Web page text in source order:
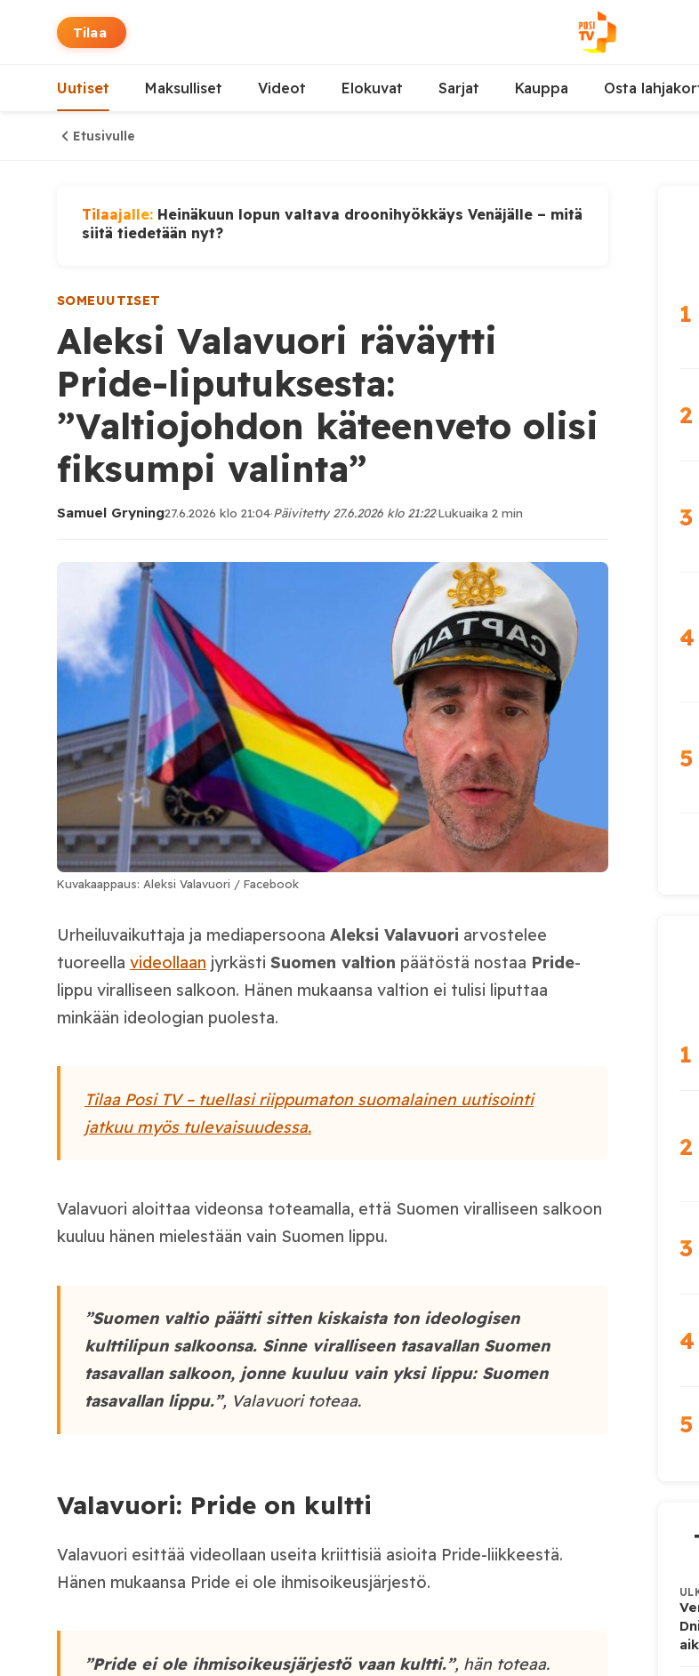
Tilaa
Uutiset Maksulliset Videot Elokuvat Sarjat Kauppa Osta
Etusivulle
Tilaajalle: Heinäkuun lopun valtava droonihyökkäys Venäjälle – mitä
siitä tiedetään nyt?
SOMEUUTISET
Aleksi Valavuori räväytti
Pride-liputuksesta:
”Valtiojohdon käteenveto olisi
fiksumpi valinta”
Samuel Gryning27.6.2026 klo 21:04·Päivitetty 27.6.2026 klo 21:22·Lukuaika 2 min
Kuvakaappaus: Aleksi Valavuori / Facebook
Urheiluvaikuttaja ja mediapersoona Aleksi Valavuori arvostelee
tuoreella videollaan jyrkästi Suomen valtion päätöstä nostaa Pride-
lippu viralliseen salkoon. Hänen mukaansa valtion ei tulisi liputtaa
minkään ideologian puolesta.
Tilaa Posi TV – tuellasi riippumaton suomalainen uutisointi
jatkuu myös tulevaisuudessa.
Valavuori aloittaa videonsa toteamalla, että Suomen viralliseen salkoon
kuuluu hänen mielestään vain Suomen lippu.
”Suomen valtio päätti sitten kiskaista ton ideologisen
kulttilipun salkoonsa. Sinne viralliseen tasavallan Suomen
tasavallan salkoon, jonne kuuluu vain yksi lippu: Suomen
tasavallan lippu.”, Valavuori toteaa.
Valavuori: Pride on kultti
Valavuori esittää videollaan useita kriittisiä asioita Pride-liikkeestä.
Hänen mukaansa Pride ei ole ihmisoikeusjärjestö.
”Pride ei ole ihmisoikeusjärjestö vaan kultti.”, hän toteaa.
1
2
3
4
5
1
2
3
4
5